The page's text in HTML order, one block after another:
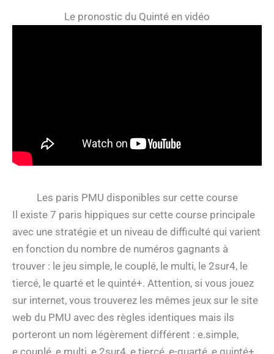
Le pronostic du Quinté en vidéo
Les paris PMU disponibles sur cette course
Il existe 7 paris hippiques sur cette course principale
avec une stratégie et un niveau de difficulté qui varient
en fonction du nombre de numéros gagnants à
trouver : le jeu simple, le couplé, le multi, le 2sur4, le
tiercé, le quarté et le quinté+. Attention, si vous jouez
sur internet, vous trouverez les mêmes jeux sur le site
web du PMU avec des règles identiques mais ils
porteront un nom légèrement différent : e.simple,
e.couplé, e.multi, e.2sur4, e.tiercé, e-quarté, e.quinté+.